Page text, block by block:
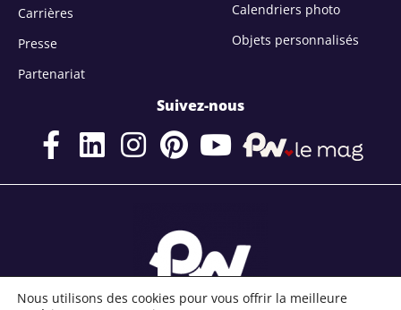
Carrières
Presse
Partenariat
Suivez-nous
Calendriers photo
Objets personnalisés
Nous utilisons des cookies pour vous offrir la meilleure